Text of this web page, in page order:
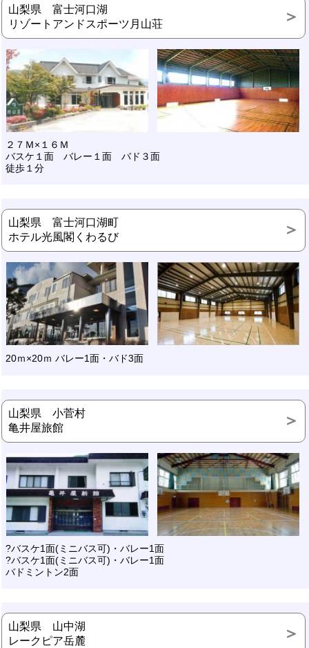
山梨県 富士河口湖
リゾートアンドスポーツ月山荘
２７Ｍ×１６Ｍ
バスケ１面 バレー１面 バド３面
徒歩１分
山梨県 富士河口湖町
ホテル光風閣くわるび
20ｍ×20ｍ バレー1面・バド3面
山梨県 小菅村
亀井屋旅館
?バスケ1面(ミニバス可)・バレー1面
?バスケ1面(ミニバス可)・バレー1面
バドミントン2面
山梨県 山中湖
レークピア岳麓